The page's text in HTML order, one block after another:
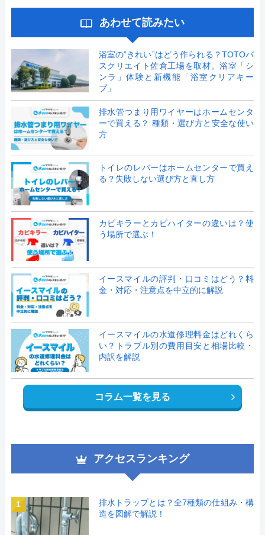
あわせて読みたい
浴室の”きれい”はどう作られる？TOTOバ
スクリエイト佐倉工場を取材。浴室「シ
ンラ」体験と新機能「浴室クリアキー
プ」
排水管つまり用ワイヤーはホームセンタ
ーで買える？ 種類・選び方と安全な使い
方
トイレのレバーはホームセンターで買え
る？失敗しない選び方と直し方
カビキラーとカビハイターの違いは？使
う場所で選ぶ！
イースマイルの評判・口コミはどう？料
金・対応・注意点を中立的に解説
イースマイルの水道修理料金はどれくら
い？トラブル別の費用目安と相場比較・
内訳を解説
コラム一覧を見る
アクセスランキング
1
排水トラップとは？全7種類の仕組み・構
造を図解で解説！